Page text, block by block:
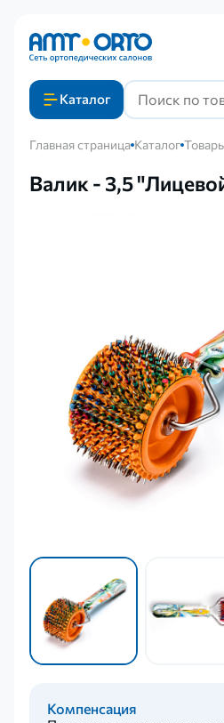
Каталог
Главная страница Каталог
Валик - 3,5
Компенсация